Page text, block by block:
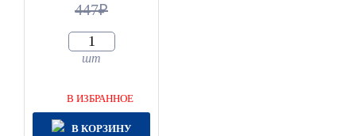
447
шт
В ИЗБРАННОЕ
В КОРЗИНУ